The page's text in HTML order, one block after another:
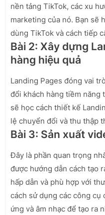
nền tảng TikTok, các xu
marketing của nó. Bạn sẽ
dùng TikTok và cách tiếp
Bài 2: Xây dựng
hàng hiệu quả
Landing Pages đóng vai
đổi khách hàng tiềm năng
sẽ học cách thiết kế
lệ chuyển đổi và thu thập
Bài 3: Sản xuất
Đây là phần quan trọng
được hướng dẫn cách tạo
hấp dẫn và phù hợp với
cách sử dụng các công
ứng và âm nhạc để tạo ra